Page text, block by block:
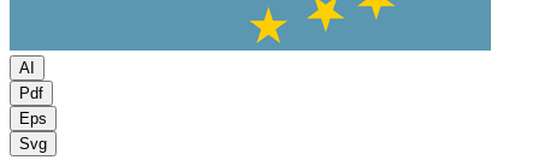
AI
Pdf
Eps
Svg